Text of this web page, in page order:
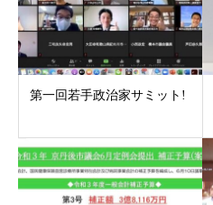
第一回若手政治家サミット!